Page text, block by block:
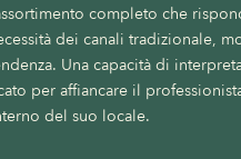
completo che
dei canali tradizionale,
Una capacità di
per affiancare il
del suo locale.